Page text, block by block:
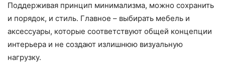
Поддерживая принцип минимализма, можно сохранить
и порядок, и стиль. Главное – выбирать мебель и
аксессуары, которые соответствуют общей концепции
интерьера и не создают излишнюю визуальную
нагрузку.